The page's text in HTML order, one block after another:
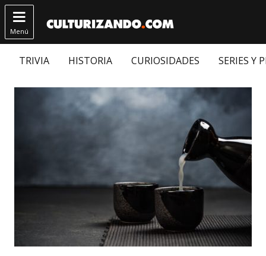

Menú
TRIVIA HISTORIA CURIOSIDADES SERIES Y